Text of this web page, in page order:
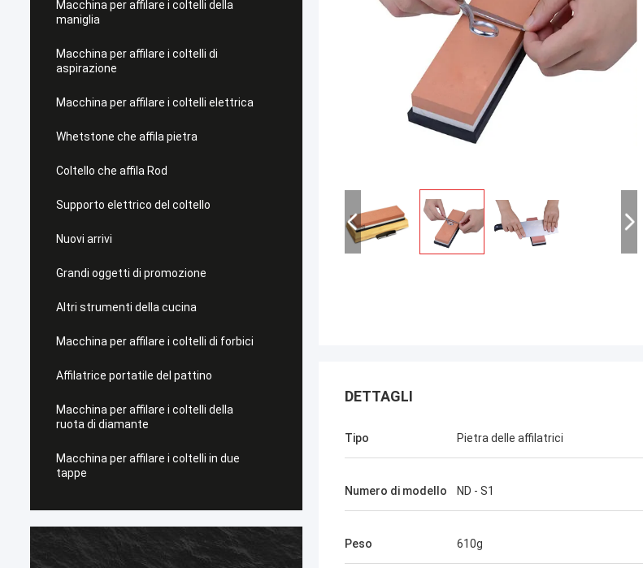
Macchina per affilare i coltelli della
maniglia
Macchina per affilare i coltelli di
aspirazione
Macchina per affilare i coltelli elettrica
Whetstone che affila pietra
Coltello che affila Rod
Supporto elettrico del coltello
Nuovi arrivi
Grandi oggetti di promozione
Altri strumenti della cucina
Macchina per affilare i coltelli di forbici
Affilatrice portatile del pattino
Macchina per affilare i coltelli della
ruota di diamante
Macchina per affilare i coltelli in due
tappe
DETTAGLI
Tipo Pietra delle affilatrici
Numero di modello ND - S1
Peso 610g